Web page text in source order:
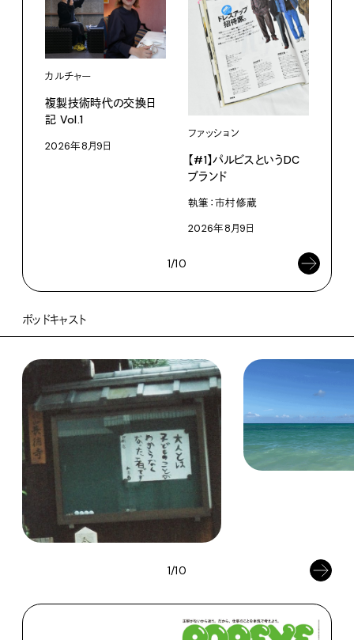
カルチャー
複製技術時代の交換日
記 Vol.1
2026年8月9日
ファッション
【#1】パルビスというDC
ブランド
執筆：市村修蔵
2026年8月9日
1/10
ポッドキャスト
1/10